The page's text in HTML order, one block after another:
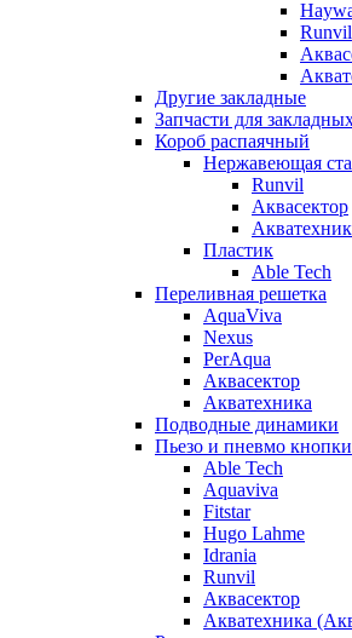
Runvil
Другие закладные
Запчасти для
Короб распаячный
Нержавеющая
Runvil
Аквасектор
Пластик
Able Tech
Переливная решетка
AquaViva
Nexus
PerAqua
Аквасектор
Акватехника
Подводные динамики
Пьезо и пневмо кнопки
Able Tech
Aquaviva
Fitstar
Hugo Lahme
Idrania
Runvil
Аквасектор
Акватехника